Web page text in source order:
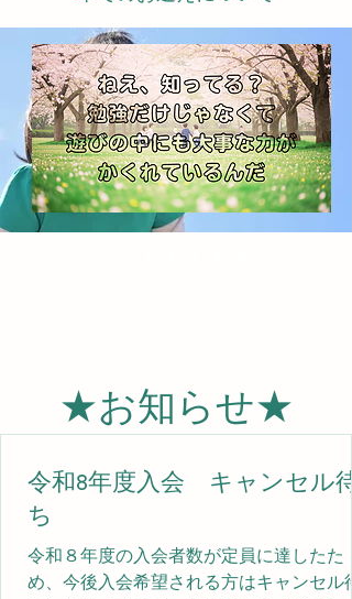
★お知らせ★
令和8年度入会 キャンセル待
ち
令和８年度の入会者数が定員に達したた
め、今後入会希望される方はキャンセル待